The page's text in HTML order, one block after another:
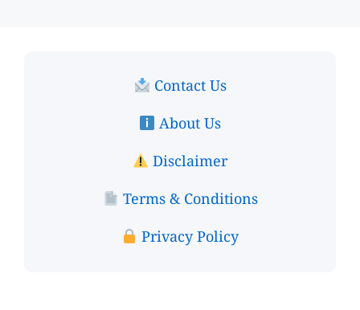
Contact Us
About Us
Disclaimer
Terms & Conditions
Privacy Policy